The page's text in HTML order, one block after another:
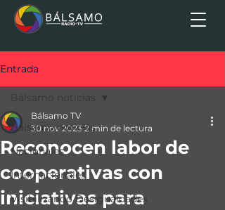
Entrada
Bálsamo noticias
Nacionales
Internacionales
Visibilizando Desigualdades
Bálsamo noticias
Reconocen labor de
cooperativas con
iniciativas para
Bálsamo TV
30 nov 2023 2 min de lectura